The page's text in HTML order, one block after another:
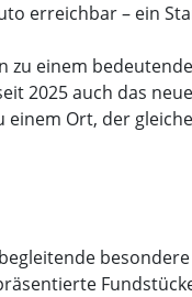
erreichbar – ein
zu einem
2025 auch das
Ort, der